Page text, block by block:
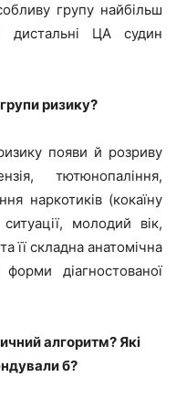
групу найбільш
дистальні ЦА судин
групиризику?
появи й розриву
тютюнопаління,
наркотиків (кокаїну
молодий вік,
її складна анатомічна
діагностованої
алгоритм? Які
б?